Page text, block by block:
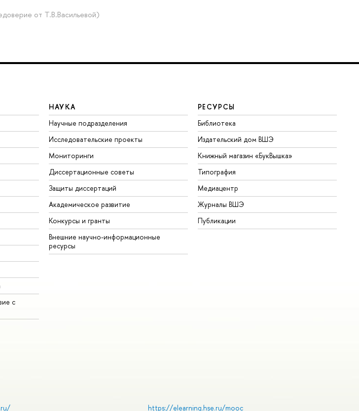
от Т.В.Васильевой)
с
НАУКА
Научные подразделения
Исследовательские проекты
Мониторинги
Диссертационные советы
Защиты диссертаций
Академическое развитие
Конкурсы и гранты
Внешние научно-информационные
ресурсы
РЕСУРСЫ
Библиотека
Издательский дом ВШЭ
Книжный магазин «БукВышка»
Типография
Медиацентр
Журналы ВШЭ
Публикации
https://elearning.hse.ru/mooc